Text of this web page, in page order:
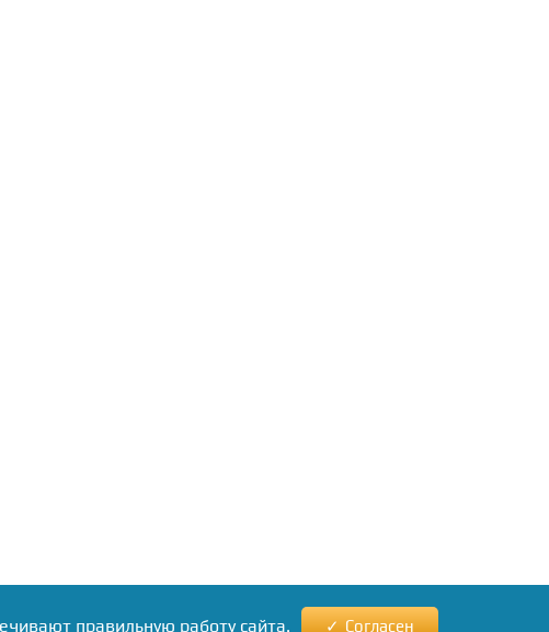
правильную работу сайта. Согласен